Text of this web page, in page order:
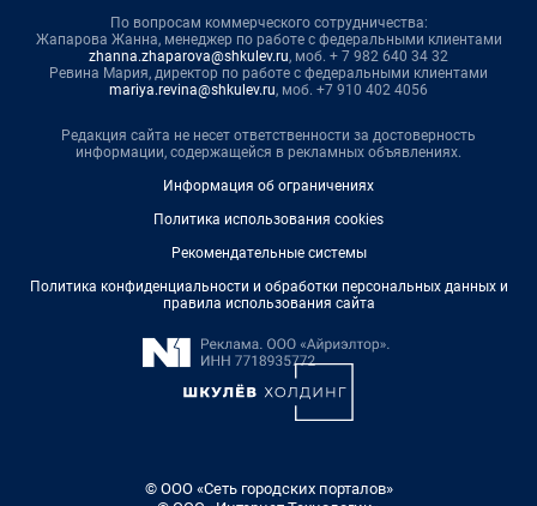
По вопросам коммерческого сотрудничества:
Жапарова Жанна, менеджер по работе с федеральными клиентами
zhanna.zhaparova@shkulev.ru, моб. + 7 982 640 34 32
Ревина Мария, директор по работе с федеральными клиентами
mariya.revina@shkulev.ru, моб. +7 910 402 4056
Редакция сайта не несет ответственности за достоверность
информации, содержащейся в рекламных объявлениях.
Информация об ограничениях
Политика использования cookies
Рекомендательные системы
Политика конфиденциальности и обработки персональных данных и
правила использования сайта
© ООО «Сеть городских порталов»